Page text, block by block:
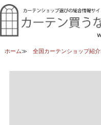
ホーム 全国カーテンショップ紹介